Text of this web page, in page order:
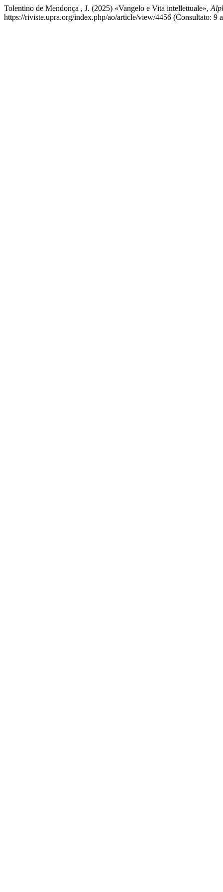
Tolentino de Mendonça , J. (2025) «Vangelo e Vita intellettuale»,
https://riviste.upra.org/index.php/ao/article/view/4456 (Consultato: 9